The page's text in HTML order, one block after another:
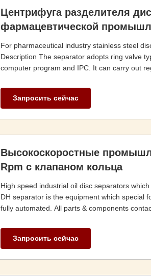
Центрифуга разделителя
фармацевтической
For pharmaceutical industry stainless steel
Description The separator adopts ring valve
computer program and IPC. It can carry out
Запросить сейчас
Высокоскоростные
Rpm с клапаном кольца
High speed industrial oil disc separators
DH separator is the equipment which special
fully automated. All parts & components
Запросить сейчас